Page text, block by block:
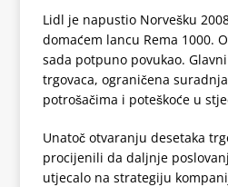
Lidl je napustio Norvešku
domaćem lancu Rema 1000.
sada potpuno povukao.
trgovaca, ograničena
potrošačima i poteškoće u
Unatoč otvaranju desetaka
procijenili da daljnje
utjecalo na strategiju